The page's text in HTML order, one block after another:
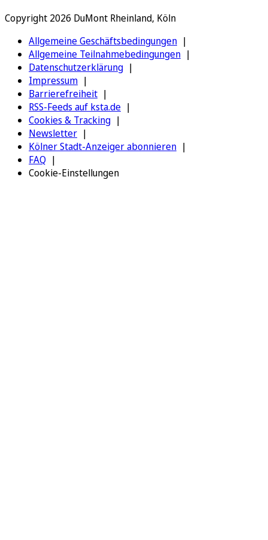
Copyright 2026 DuMont Rheinland, Köln
Allgemeine Geschäftsbedingungen
Allgemeine Teilnahmebedingungen
Datenschutzerklärung
Impressum
Barrierefreiheit
RSS-Feeds auf ksta.de
Cookies & Tracking
Newsletter
Kölner Stadt-Anzeiger abonnieren
FAQ
Cookie-Einstellungen